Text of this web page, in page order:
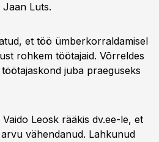
Luts.
et töö ümberkorraldamisel
rohkem töötajaid. Võrreldes
juba praeguseks
Leosk rääkis dv.ee-le, et
vähendanud. Lahkunud